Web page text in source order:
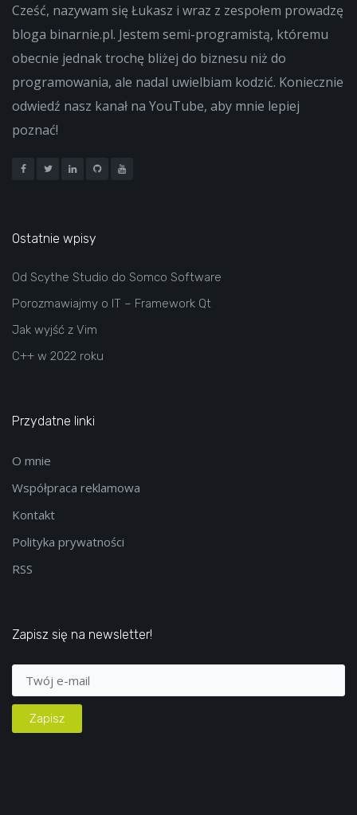
Cześć, nazywam się Łukasz i wraz z zespołem prowadzę
bloga binarnie.pl. Jestem semi-programistą, któremu
obecnie jednak trochę bliżej do biznesu niż do
programowania, ale nadal uwielbiam kodzić. Koniecznie
odwiedź nasz kanał na YouTube, aby mnie lepiej
poznać!
Ostatnie wpisy
Od Scythe Studio do Somco Software
Porozmawiajmy o IT – Framework Qt
Jak wyjść z Vim
C++ w 2022 roku
Przydatne linki
O mnie
Współpraca reklamowa
Kontakt
Polityka prywatności
RSS
Zapisz się na newsletter!